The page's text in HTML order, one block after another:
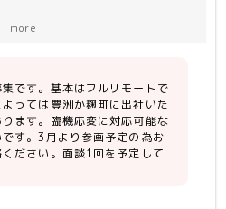
Database
ジ: Dell Technologies
ーク: Cisco, Checkpoint,
客企業メンバー 複数名
ー 5名以上
系持株企業の配下に属する事業
の現在独自に調達・運用さ
環境(社内NW、PC/スマホ/
等の端末、M365のライセン
ること
統合案件の経験
でのマネジメント経験
more
です。基本はフルリモートで
っては豊洲か麹町に出社いた
ます。臨機応変に対応可能な
す。3月より参画予定の為お
ださい。面談1回を予定して